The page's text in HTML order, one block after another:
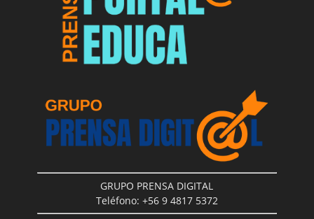
GRUPO PRENSA DIGITAL
Teléfono: +56 9 4817 5372